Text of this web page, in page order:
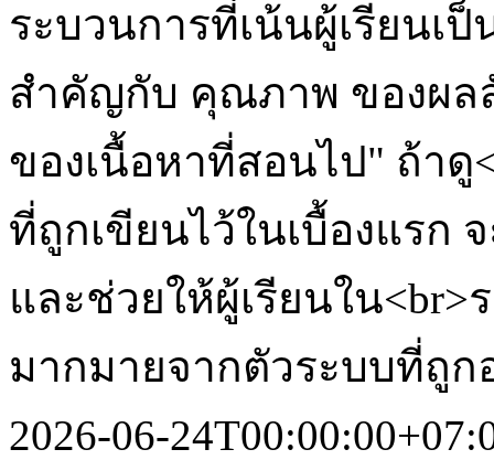
ระบวนการที่เน้นผู้เรียนเ
สำคัญกับ คุณภาพ ของผล
ของเนื้อหาที่สอนไป" ถ้าดู
ที่ถูกเขียนไว้ในเบื้องแรก
และช่วยให้ผู้เรียนใน
มากมายจากตัวระบบที่ถูก
2026-06-